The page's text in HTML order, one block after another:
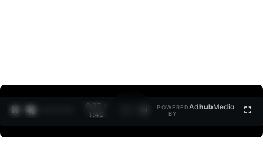
0:27 /
1:40
POWERED
BY
AdhubMedia